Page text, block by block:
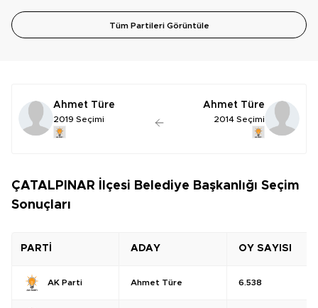
Tüm Partileri Görüntüle
Ahmet Türe
2019 Seçimi
Ahmet Türe
2014 Seçimi
ÇATALPINAR İlçesi Belediye Başkanlığı Seçim
Sonuçları
PARTİ ADAY OY SAYISI
AK Parti Ahmet Türe 6.538